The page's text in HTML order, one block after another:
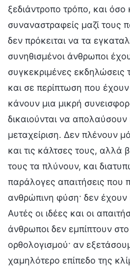
ξεδιάντροπο τρόπο, και όσο
συναναστραφείς μαζί τους
δεν πρόκειται να τα
συνηθισμένοι άνθρωποι
συγκεκριμένες εκδηλώσεις
και σε περίπτωση που έχουν
κάνουν μια μικρή
δικαιούνται να απολαύσουν
μεταχείριση. Δεν πλένουν
και τις κάλτσες τους, αλλά
τους τα πλύνουν, και
παράλογες απαιτήσεις που
ανθρώπινη φύση· δεν
Αυτές οι ιδέες και οι
άνθρωποι δεν εμπίπτουν στο
ορθολογισμού· αν
χαμηλότερο επίπεδο της